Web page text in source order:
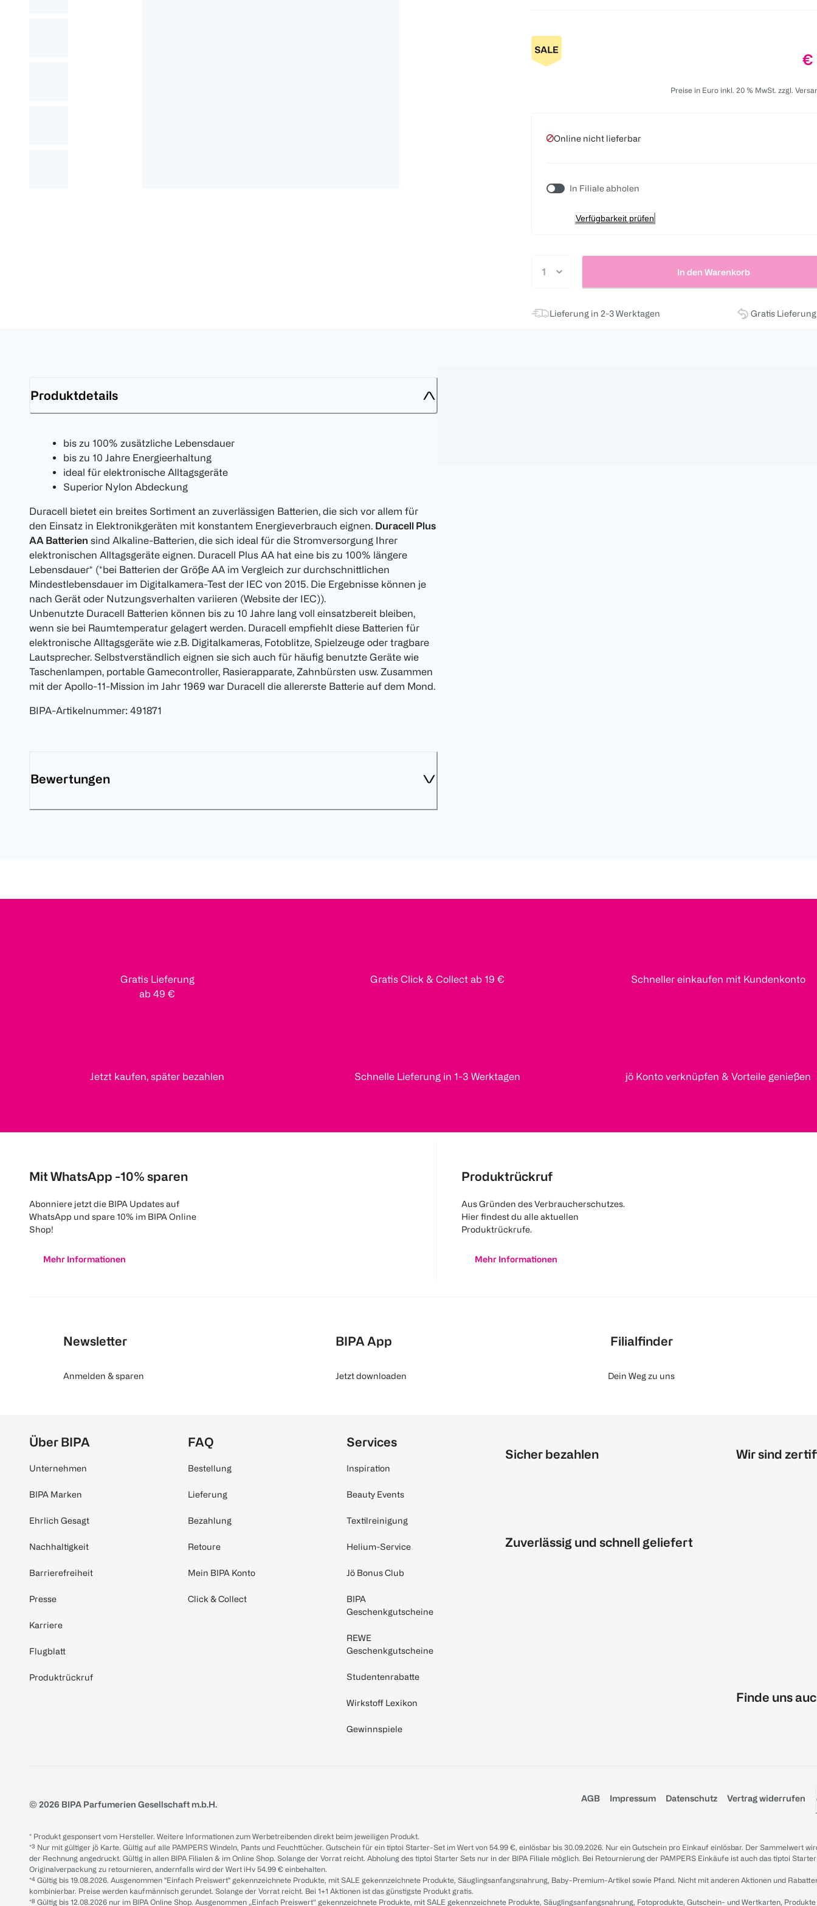
€
Preise in Euro inkl. 20 % MwSt. zzgl.
Online nicht lieferbar
In Filiale abholen
Verfügbarkeit prüfen
In den Warenkorb
Lieferung in 2-3 Werktagen Gratis
Produktdetails
bis zu 100% zusätzliche Lebensdauer
bis zu 10 Jahre Energieerhaltung
ideal für elektronische Alltagsgeräte
Superior Nylon Abdeckung
Duracell bietet ein breites Sortiment an zuverlässigen Batterien, die sich vor allem für
den Einsatz in Elektronikgeräten mit konstantem Energieverbrauch eignen. Duracell Plus
AA Batterien sind Alkaline-Batterien, die sich ideal für die Stromversorgung Ihrer
elektronischen Alltagsgeräte eignen. Duracell Plus AA hat eine bis zu 100% längere
Lebensdauer* (*bei Batterien der Größe AA im Vergleich zur durchschnittlichen
Mindestlebensdauer im Digitalkamera-Test der IEC von 2015. Die Ergebnisse können je
nach Gerät oder Nutzungsverhalten variieren (Website der IEC)).
Unbenutzte Duracell Batterien können bis zu 10 Jahre lang voll einsatzbereit bleiben,
wenn sie bei Raumtemperatur gelagert werden. Duracell empfiehlt diese Batterien für
elektronische Alltagsgeräte wie z.B. Digitalkameras, Fotoblitze, Spielzeuge oder tragbare
Lautsprecher. Selbstverständlich eignen sie sich auch für häufig benutzte Geräte wie
Taschenlampen, portable Gamecontroller, Rasierapparate, Zahnbürsten usw. Zusammen
mit der Apollo-11-Mission im Jahr 1969 war Duracell die allererste Batterie auf dem Mond.
BIPA-Artikelnummer: 491871
Bewertungen
Gratis Lieferung
ab 49 €
Gratis Click & Collect ab 19 € Schneller einkaufen mit Kundenkonto
Jetzt kaufen, später bezahlen Schnelle Lieferung in 1-3 Werktagen jö Konto verknüpfen & Vorteile genießen
Mit WhatsApp -10% sparen
Abonniere jetzt die BIPA Updates auf
WhatsApp und spare 10% im BIPA Online
Shop!
Mehr Informationen
Produktrückruf
Aus Gründen des Verbraucherschutzes.
Hier findest du alle aktuellen
Produktrückrufe.
Mehr Informationen
Newsletter
Anmelden & sparen
BIPA App
Jetzt downloaden
Filialfinder
Dein Weg zu uns
Über BIPA
Unternehmen
BIPA Marken
Ehrlich Gesagt
Nachhaltigkeit
Barrierefreiheit
Presse
Karriere
Flugblatt
Produktrückruf
FAQ
Bestellung
Lieferung
Bezahlung
Retoure
Mein BIPA Konto
Click & Collect
Services
Inspiration
Beauty Events
Textilreinigung
Helium-Service
Jö Bonus Club
BIPA
Geschenkgutscheine
REWE
Geschenkgutscheine
Studentenrabatte
Wirkstoff Lexikon
Gewinnspiele
Sicher bezahlen
Zuverlässig und schnell geliefert
Wir sind
Finde uns
© 2026 BIPA Parfumerien Gesellschaft m.b.H.
AGB Impressum Datenschutz Vertrag widerrufen
* Produkt gesponsert vom Hersteller. Weitere Informationen zum Werbetreibenden direkt beim jeweiligen Produkt.
*³ Nur mit gültiger jö Karte. Gültig auf alle PAMPERS Windeln, Pants und Feuchttücher. Gutschein für ein tiptoi Starter-Set im Wert von 54.99 €, einlösbar bis 30.09.2026. Nur ein Gutschein pro Einkauf einlösbar. Der Sammelwert
der Rechnung angedruckt. Gültig in allen BIPA Filialen & im Online Shop. Solange der Vorrat reicht. Abholung des tiptoi Starter Sets nur in der BIPA Filiale möglich. Bei Retournierung der PAMPERS Einkäufe ist auch das tiptoi
Originalverpackung zu retournieren, andernfalls wird der Wert iHv 54.99 € einbehalten.
*⁴ Gültig bis 19.08.2026. Ausgenommen "Einfach Preiswert" gekennzeichnete Produkte, mit SALE gekennzeichnete Produkte, Säuglingsanfangsnahrung, Baby-Premium-Artikel sowie Pfand. Nicht mit anderen Aktionen und
kombinierbar. Preise werden kaufmännisch gerundet. Solange der Vorrat reicht. Bei 1+1 Aktionen ist das günstigste Produkt gratis.
*⁸ Gültig bis 12.08.2026 nur im BIPA Online Shop. Ausgenommen „Einfach Preiswert“ gekennzeichnete Produkte, mit SALE gekennzeichnete Produkte, Säuglingsanfangsnahrung, Fotoprodukte, Gutschein- und Wertkarten,